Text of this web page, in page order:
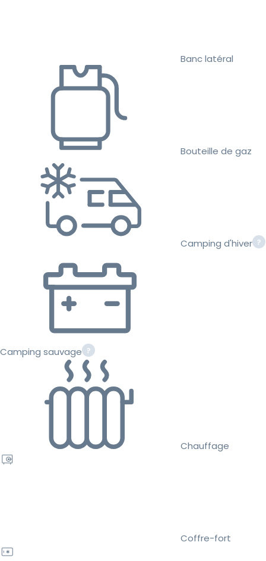
Banc latéral
Bouteille de gaz
Camping d'hiver
Camping sauvage
Chauffage
Coffre-fort